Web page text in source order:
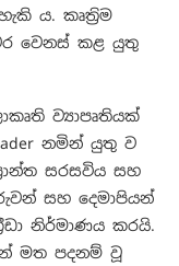
ය. කෘත්‍රිම
වෙනස් කළ යුතු
ව්‍යාපෘතියක්
නමින් යුතු ව
සරසවිය සහ
සහ දෙමාපියන්
නිර්මාණය කරයි.
මත පදනම් වූ